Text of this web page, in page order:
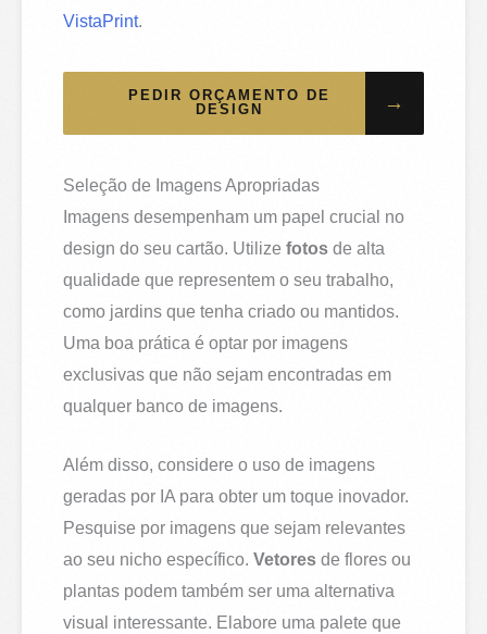
VistaPrint.
PEDIR ORÇAMENTO DE
DESIGN
→
Seleção de Imagens Apropriadas
Imagens desempenham um papel crucial no
design do seu cartão. Utilizefotos de alta
qualidade que representem o seu trabalho,
como jardins que tenha criado ou mantidos.
Uma boa prática é optar por imagens
exclusivas que não sejam encontradas em
qualquer banco de imagens.
Além disso, considere o uso de imagens
geradas por IA para obter um toque inovador.
Pesquise por imagens que sejam relevantes
ao seu nicho específico.Vetores de flores ou
plantas podem também ser uma alternativa
visual interessante. Elabore uma palete que